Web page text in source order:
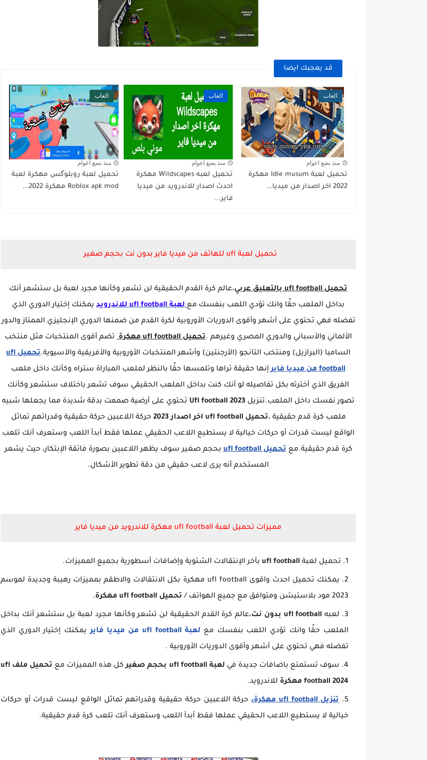
قد يعجبك ايضا
العاب
منذ بضع اعوام
تحميل لعبة Idle musum مهكرة
2022 اخر اصدار من ميديا...
العاب
منذ بضع اعوام
تحميل لعبه Wildscapes مهكرة
احدث اصدار للاندرويد من ميديا
فاير...
العاب
منذ بضع اعوام
تحميل لعبة روبلوکس مهكرة لعبة
Roblox apk mod مهكرة 2022...
تحميل لعبة ufl للهاتف من ميديا فاير بدون نت بحجم صغير
تحميل ufl football بالتعليق عربي
،عالم كرة القدم الحقيقية لن تشعر وكأنها مجرد لعبة بل ستشعر أنك
بداخل الملعب حقًا وانك تؤدي اللعب بنفسك معلعبة ufl football للاندرويد
يمكنك إختيار الدوري الذي
تفضله فهي تحتوي على أشهر وأقوى الدوريات الأوروبية لكرة القدم من ضمنها الدوري الإنجليزي الممتاز والدور
الألماني والأسباني والدوري المصري وغيرهم .تحميل ufl football مهكرة
تضم أقوى المنتخبات مثل منتخب
السامبا (البرازيل) ومنتخب التانجو (الأرجنتين) وأشهر المنتخبات الأوروبية والأفريقية والآسيوية.
تحميل ufl
football من ميديا فاير
إنها حقيقة تراها وتلمسها حقًا بالنظر لملعب المباراة ستراه وكأنك داخل ملعب
الفريق الذي أخترته بكل تفاصيله لو أنك كنت بداخل الملعب الحقيقي سوف تشعر باختلاف ستشعر وكأنك
تصور نفسك داخل الملعب.تنزيل
تحتوي على أرضية صممت بدقة شديدة مما يجعلها شبيه
ملعب كرة قدم حقيقية ،تحميل ufl football اخر اصدار 2023
حركة اللاعبين حركة حقيقية وقدراتهم تماثل
الواقع ليست قدرات أو حركات خيالية لا يستطيع اللاعب الحقيقي عملها فقط أبدأ اللعب وستعرف أنك تلعب
كرة قدم حقيقية.معتحميل ufl football
بحجم صغير سوف يظهر اللاعبين بصورة فائقة الإبتكار، حيث يشعر
المستخدم أنه يرى لاعب حقيقي من دقة تطوير الأشكال.
مميزات تحميل لعبة ufl football مهكرة للاندرويد من ميديا فاير
تحميل لعبة ufl football بآخر الإنتقالات الشتوية وإضافات أسطورية بجميع المميزات.
يمكنك تحميل احدث واقوى ufl football مهكرة بكل الانتقالات والاطقم بمميزات رهيبة وجديدة لموسم
2023 مود بلاستيشن ومتوافق مع جميع الهواتف /
تحميل ufl football مهكرة .
لعبهufl football بدون نت،عالم كرة القدم الحقيقية لن تشعر وكأنها مجرد لعبة بل ستشعر أنك بداخل
الملعب حقًا وانك تؤدي اللعب بنفسك مع لعبة ufl football من ميديا فاير
يمكنك إختيار الدوري الذي
تفضله فهي تحتوي على أشهر وأقوى الدوريات الأوروبية .
سوف تستمتع باضافات جديدة في لعبة ufl football بحجم صغير كل هذه المميزات مع
تحميل ملف ufl
football 2024 مهكرة
للاندرويد.
تنزيل ufl football مهكرة،
حركة اللاعبين حركة حقيقية وقدراتهم تماثل الواقع ليست قدرات أو حركات
خيالية لا يستطيع اللاعب الحقيقي عملها فقط أبدأ اللعب وستعرف أنك تلعب كرة قدم حقيقية.